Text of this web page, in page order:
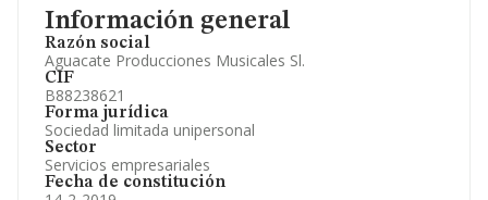
Información general
Razón social
Aguacate Producciones Musicales Sl.
CIF
B88238621
Forma jurídica
Sociedad limitada unipersonal
Sector
Servicios empresariales
Fecha de constitución
Información oficial y registral complementaria.